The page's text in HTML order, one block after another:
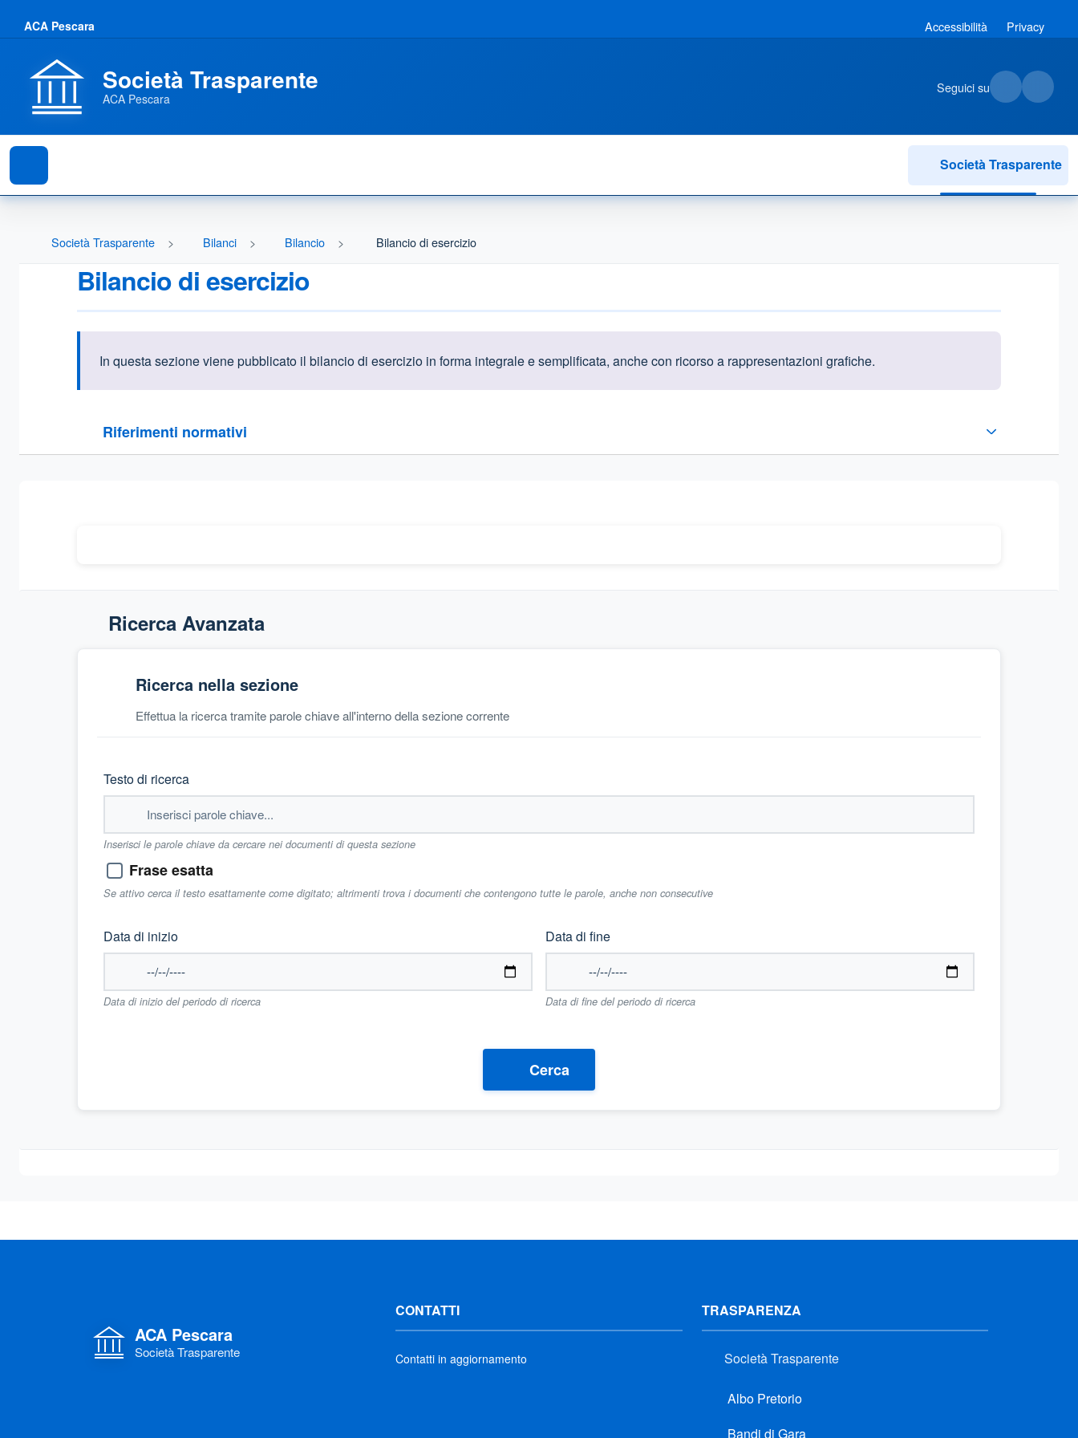
ACA Pescara Accessibilità Privacy
Società Trasparente
ACA Pescara
Seguici su
Società Trasparente
Società Trasparente Bilanci Bilancio Bilancio di esercizio
Bilancio di esercizio
Informazioni introduttive
In questa sezione viene pubblicato il bilancio di esercizio in forma integrale e semplificata, anche con ricorso a rappresentazioni grafiche.
Riferimenti normativi
Sezione compressa
Ricerca Avanzata
Ricerca nella sezione
Effettua la ricerca tramite parole chiave all'interno della sezione corrente
Testo di ricerca
Inserisci le parole chiave da cercare nei documenti di questa sezione
Frase esatta
Se attivo cerca il testo esattamente come digitato; altrimenti trova i documenti che contengono tutte le parole, anche non consecutive
Data di inizio
Data di inizio del periodo di ricerca
Data di fine
Data di fine del periodo di ricerca
Cerca
ACA Pescara
Società Trasparente
CONTATTI
Contatti in aggiornamento
TRASPARENZA
Società Trasparente
Albo Pretorio
Bandi di Gara